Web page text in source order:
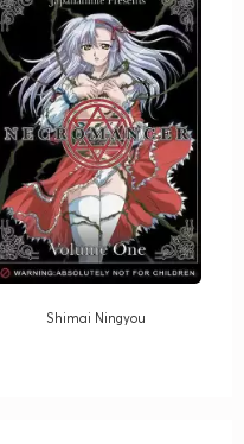
Shimai Ningyou